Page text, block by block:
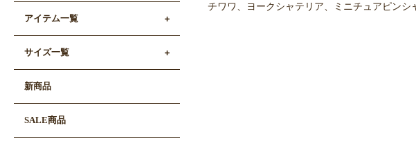
チワワ、ヨークシャテリア、ミニチュアピンシ
アイテム一覧
サイズ一覧
新商品
SALE商品